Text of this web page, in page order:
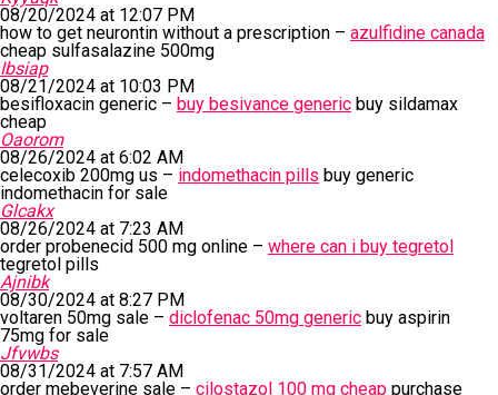
08/20/2024 at 12:07 PM
how to get neurontin without a prescription – azulfidine canada
cheap sulfasalazine 500mg
Ibsiap
08/21/2024 at 10:03 PM
besifloxacin generic – buy besivance generic buy sildamax
cheap
Oaorom
08/26/2024 at 6:02 AM
celecoxib 200mg us – indomethacin pills buy generic
indomethacin for sale
Glcakx
08/26/2024 at 7:23 AM
order probenecid 500 mg online – where can i buy tegretol
tegretol pills
Ajnibk
08/30/2024 at 8:27 PM
voltaren 50mg sale – diclofenac 50mg generic buy aspirin
75mg for sale
Jfvwbs
08/31/2024 at 7:57 AM
order mebeverine sale – cilostazol 100 mg cheap purchase